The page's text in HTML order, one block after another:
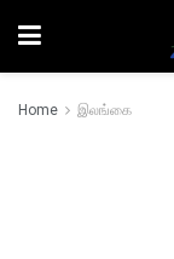
Home இலங்கை